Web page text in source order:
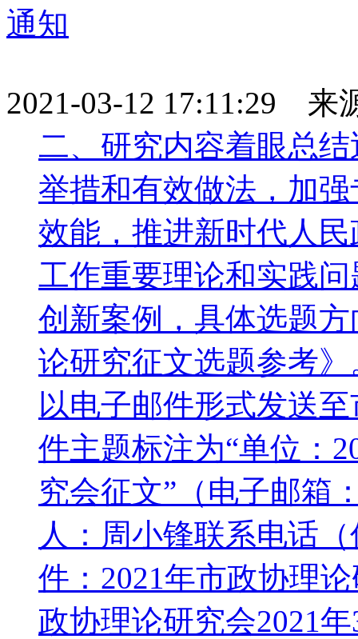
通知
2021-03-12 17:11:29 来
二、研究内容着眼总
举措和有效做法，加
效能，推进新时代人
工作重要理论和实践
创新案例，具体选题
论研究征文选题参考
以电子邮件形式发送
件主题标注为“单位：
究会征文”（电子邮箱
人：周小锋联系电话
件：2021年市政协理
政协理论研究会2021